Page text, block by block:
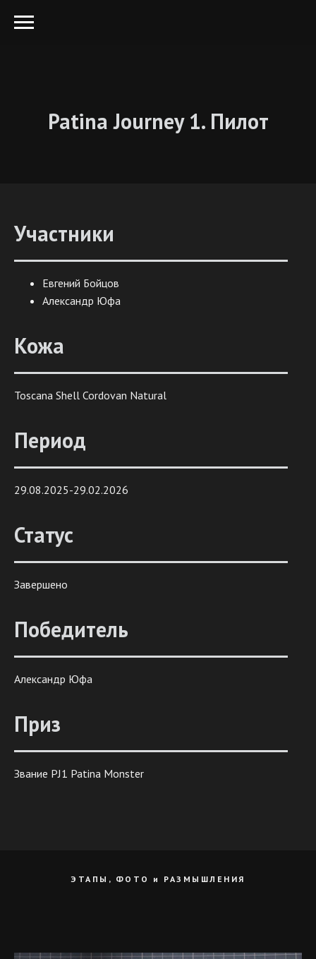
Patina Journey 1. Пилот
Участники
Евгений Бойцов
Александр Юфа
Кожа
Toscana Shell Cordovan Natural
Период
29.08.2025-29.02.2026
Статус
Завершено
Победитель
Александр Юфа
Приз
Звание PJ1 Patina Monster
ЭТАПЫ, ФОТО и РАЗМЫШЛЕНИЯ